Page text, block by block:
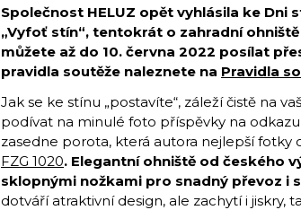
Společnost HELUZ opět vyhlásila ke Dni
„Vyfoť stín“, tentokrát o zahradní ohniště
můžete až do 10. června 2022 posílat
pravidla soutěže naleznete na Pravidla
Jak se ke stínu „postavíte“, záleží čistě na
podívat na minulé foto příspěvky na odkazu
zasedne porota, která autora nejlepší fotky
FZG 1020. Elegantní ohniště od českého
sklopnými nožkami pro snadný převoz i
dotváří atraktivní design, ale zachytí i jiskry,